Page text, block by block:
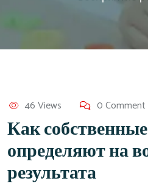
46 Views 0 Comment
Как
определяют на
результата